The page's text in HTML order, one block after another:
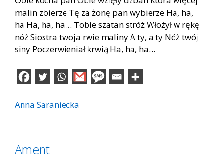
malin zbierze Tę za żonę pan wybierze Ha, ha,
ha Ha, ha, ha… Tobie szatan stróż Włożył w rękę
nóż Siostra twoja rwie maliny A ty, a ty Nóż twój
siny Poczerwieniał krwią Ha, ha, ha…
Anna Saraniecka
Ament